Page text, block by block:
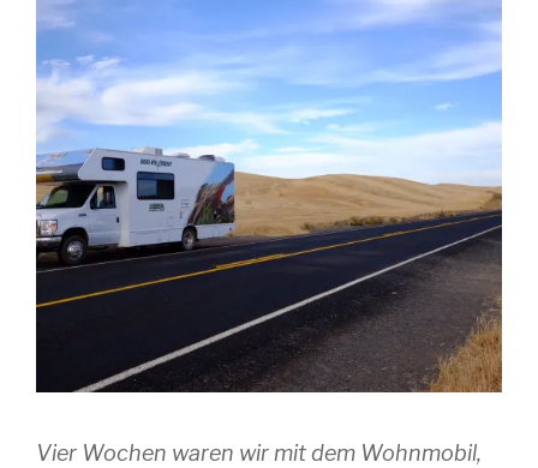
Vier Wochen waren wir mit dem Wohnmobil,